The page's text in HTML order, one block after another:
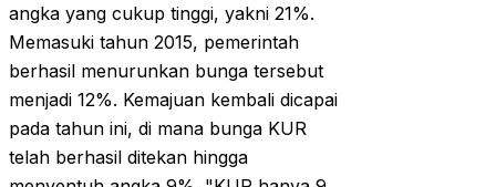
angka yang cukup tinggi, yakni 21%.
Memasuki tahun 2015, pemerintah
berhasil menurunkan bunga tersebut
menjadi 12%. Kemajuan kembali dicapai
pada tahun ini, di mana bunga KUR
telah berhasil ditekan hingga